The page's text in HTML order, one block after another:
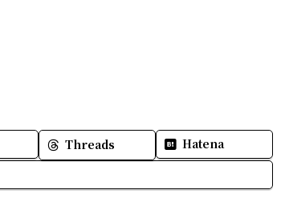
Threads
Hatena